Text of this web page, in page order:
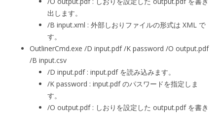
出します。
/B input.xml : 外部しおりファイルの形式は XML で
す。
OutlinerCmd.exe /D input.pdf /K password /O output.pdf
/B input.csv
/D input.pdf : input.pdf を読み込みます。
/K password : input.pdf のパスワードを指定しま
す。
/O output.pdf : しおりを設定した output.pdf を書き